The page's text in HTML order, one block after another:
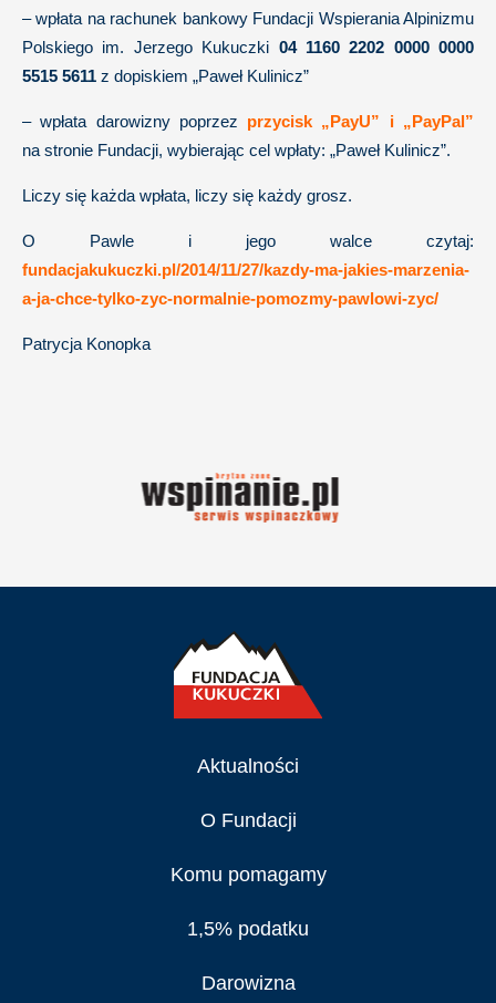
– wpłata na rachunek bankowy Fundacji Wspierania Alpinizmu
Polskiego im. Jerzego Kukuczki 04 1160 2202 0000 0000
5515 5611 z dopiskiem „Paweł Kulinicz”
– wpłata darowizny poprzez przycisk „PayU” i „PayPal”
na stronie Fundacji, wybierając cel wpłaty: „Paweł Kulinicz”.
Liczy się każda wpłata, liczy się każdy grosz.
O Pawle i jego walce czytaj:
fundacjakukuczki.pl/2014/11/27/kazdy-ma-jakies-marzenia-
a-ja-chce-tylko-zyc-normalnie-pomozmy-pawlowi-zyc/
Patrycja Konopka
Aktualności
O Fundacji
Komu pomagamy
1,5% podatku
Darowizna